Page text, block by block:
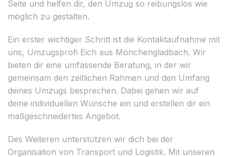
Seite und helfen dir, den Umzug so reibungslos wie
möglich zu gestalten.
Ein erster wichtiger Schritt ist die Kontaktaufnahme mit
uns, Umzugsprofi Eich aus Mönchengladbach. Wir
bieten dir eine umfassende Beratung, in der wir
gemeinsam den zeitlichen Rahmen und den Umfang
deines Umzugs besprechen. Dabei gehen wir auf
deine individuellen Wünsche ein und erstellen dir ein
maßgeschneidertes Angebot.
Des Weiteren unterstützen wir dich bei der
Organisation von Transport und Logistik. Mit unseren